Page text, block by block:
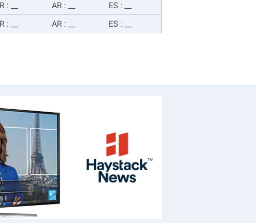
: AR : ES :
: AR : ES :